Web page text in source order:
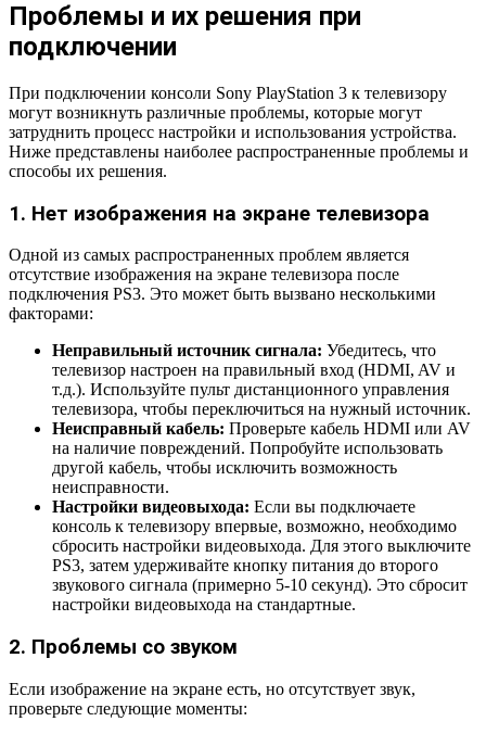
Проблемы и их решения при
подключении
При подключении консоли Sony PlayStation 3 к телевизору
могут возникнуть различные проблемы, которые могут
затруднить процесс настройки и использования устройства.
Ниже представлены наиболее распространенные проблемы и
способы их решения.
1. Нет изображения на экране телевизора
Одной из самых распространенных проблем является
отсутствие изображения на экране телевизора после
подключения PS3. Это может быть вызвано несколькими
факторами:
Неправильный источник сигнала: Убедитесь, что
телевизор настроен на правильный вход (HDMI, AV и
т.д.). Используйте пульт дистанционного управления
телевизора, чтобы переключиться на нужный источник.
Неисправный кабель: Проверьте кабель HDMI или AV
на наличие повреждений. Попробуйте использовать
другой кабель, чтобы исключить возможность
неисправности.
Настройки видеовыхода: Если вы подключаете
консоль к телевизору впервые, возможно, необходимо
сбросить настройки видеовыхода. Для этого выключите
PS3, затем удерживайте кнопку питания до второго
звукового сигнала (примерно 5-10 секунд). Это сбросит
настройки видеовыхода на стандартные.
2. Проблемы со звуком
Если изображение на экране есть, но отсутствует звук,
проверьте следующие моменты: